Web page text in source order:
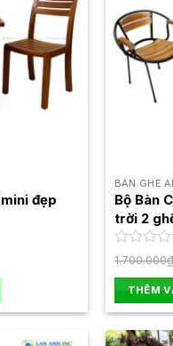
đẹp
BÀN GHẾ
Bộ Bàn
trời 2
Mini
Được
hạng
0
5
sao
1.700.000₫
THÊM